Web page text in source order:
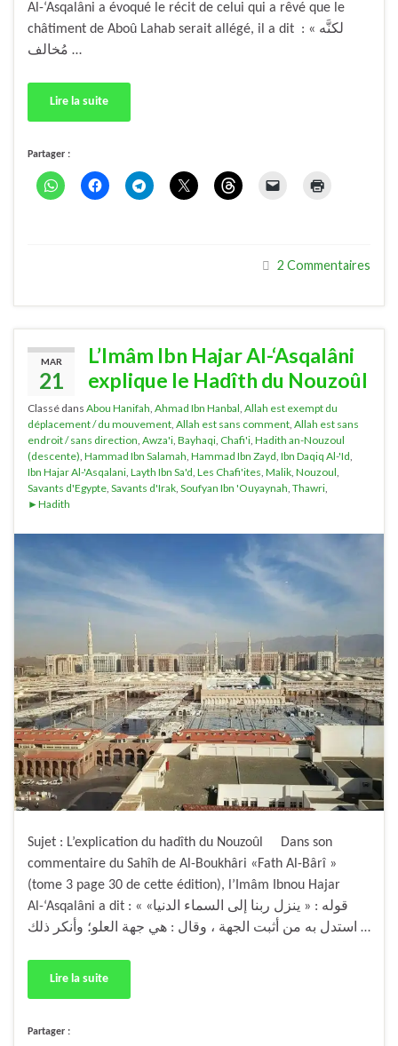
Al-‘Asqalâni a évoqué le récit de celui qui a rêvé que le
châtiment de Aboû Lahab serait allégé, il a dit : « لكنَّه
مُخالف …
Lire la suite
Partager :
2 Commentaires
MAR
21
L’Imâm Ibn Hajar Al-‘Asqalâni
explique le Hadîth du Nouzoûl
Classé dans Abou Hanifah Ahmad Ibn Hanbal Allah est exempt du
déplacement / du mouvement Allah est sans comment Allah est sans
endroit / sans direction Awza'i Bayhaqi Chafi'i Hadith an-Nouzoul
(descente) Hammad Ibn Salamah Hammad Ibn Zayd Ibn Daqiq Al-'Id
Ibn Hajar Al-'Asqalani Layth Ibn Sa'd Les Chafi'ites Malik Nouzoul
Savants d'Egypte Savants d'Irak Soufyan Ibn 'Ouyaynah Thawri
►Hadith
Sujet : L’explication du hadîth du Nouzoûl Dans son
commentaire du Sahîh de Al-Boukhâri «Fath Al-Bârî »
(tome 3 page 30 de cette édition), l’Imâm Ibnou Hajar
Al-‘Asqalâni a dit : « قوله : « ينزل ربنا إلى السماء الدنيا»
استدل به من أثبت الجهة ، وقال : هي جهة العلو؛ وأنكر ذلك …
Lire la suite
Partager :